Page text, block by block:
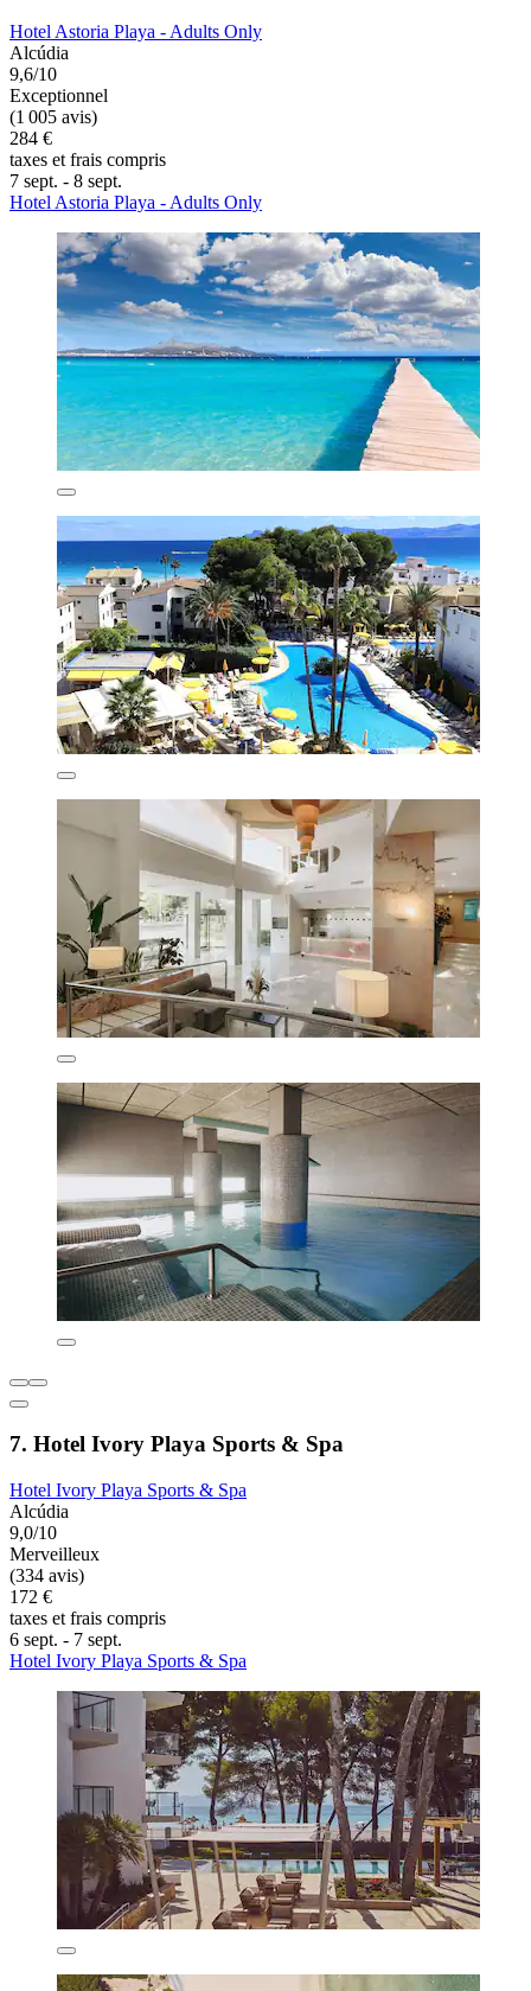
Hotel Astoria Playa - Adults Only
Alcúdia
9,6/10
Exceptionnel
(1 005 avis)
284 €
taxes et frais compris
7 sept. - 8 sept.
Hotel Astoria Playa - Adults Only
7. Hotel Ivory Playa Sports & Spa
Hotel Ivory Playa Sports & Spa
Alcúdia
9,0/10
Merveilleux
(334 avis)
172 €
taxes et frais compris
6 sept. - 7 sept.
Hotel Ivory Playa Sports & Spa